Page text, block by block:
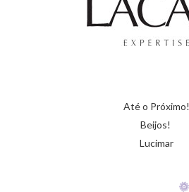
Até o Próximo!
Beijos!
Lucimar